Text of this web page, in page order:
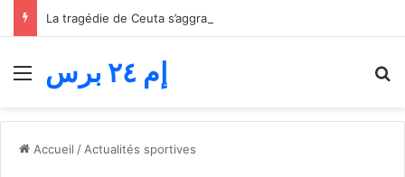
Menu إم ٢٤ برس
Accueil / Actualités sportives